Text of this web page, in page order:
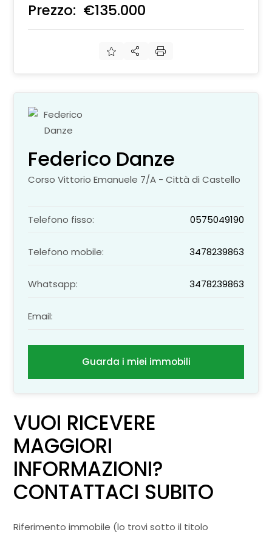
Prezzo: €135.000
Federico Danze
Corso Vittorio Emanuele 7/A - Città di Castello
Telefono fisso: 0575049190
Telefono mobile: 3478239863
Whatsapp: 3478239863
Email:
Guarda i miei immobili
VUOI RICEVERE
MAGGIORI
INFORMAZIONI?
CONTATTACI SUBITO
Riferimento immobile (lo trovi sotto il titolo